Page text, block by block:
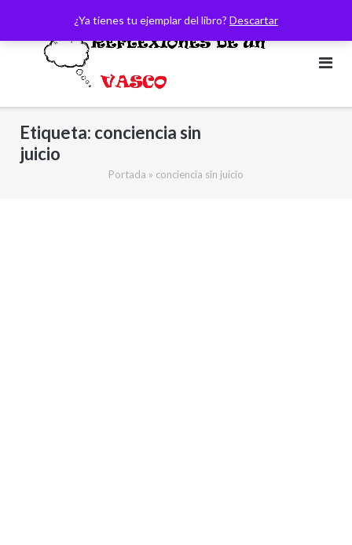
¿Ya tienes tu ejemplar del libro? Descartar
contenido
Etiqueta: conciencia sin
juicio
Portada » conciencia sin juicio